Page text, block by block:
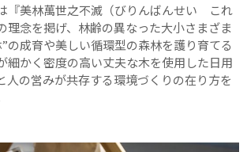
『美林萬世之不滅（びりんばんせい これ
念を掲げ、林齢の異なった大小さまざま
の成育や美しい循環型の森林を護り育てる
細かく密度の高い丈夫な木を使用した日用
人の営みが共存する環境づくりの在り方を